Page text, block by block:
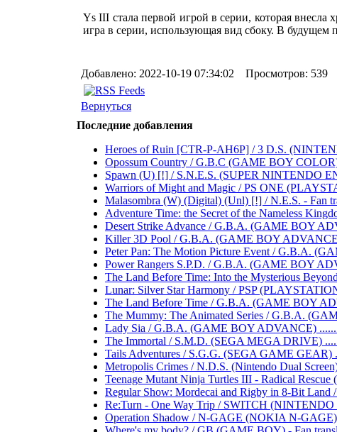
Ys III стала первой игрой в серии, которая
игра в серии, использующая вид сбоку. В будущем
Добавлено: 2022-10-19 07:34:02 Просмотров: 539
Вернуться
Последние добавления
Heroes of Ruin [CTR-P-AH6P] / 3 D.S.
Opossum Country / G.B.C (GAME BOY
Spawn (U) [!] / S.N.E.S. (SUPER NINTENDO
Warriors of Might and Magic / PS ONE
Malasombra (W) (Digital) (Unl) [!] / N.E.S. - Fan
Adventure Time: the Secret of the Nameless
Desert Strike Advance / G.B.A. (GAME BOY
Killer 3D Pool / G.B.A. (GAME BOY
Peter Pan: The Motion Picture Event / G.B.A.
Power Rangers S.P.D. / G.B.A. (GAME BOY
The Land Before Time: Into the Mysterious
Lunar: Silver Star Harmony / PSP
The Land Before Time / G.B.A. (GAME BOY
The Mummy: The Animated Series / G.B.A.
Lady Sia / G.B.A. (GAME BOY ADVANCE)
The Immortal / S.M.D. (SEGA MEGA DRIVE)
Tails Adventures / S.G.G. (SEGA GAME GEAR)
Metropolis Crimes / N.D.S. (Nintendo Dual
Teenage Mutant Ninja Turtles III - Radical
Regular Show: Mordecai and Rigby in 8-Bit
Re:Turn - One Way Trip / SWITCH (NINTENDO
Operation Shadow / N-GAGE (NOKIA N-